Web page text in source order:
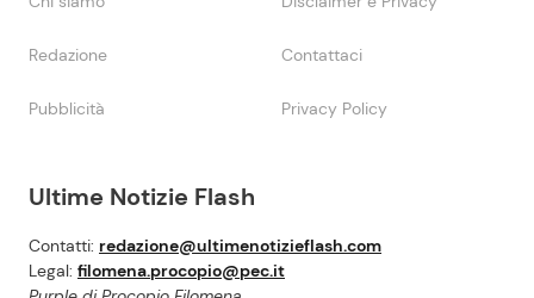
Ultime Notizie Flash
Contatti: redazione@ultimenotizieflash.com
Legal: filomena.procopio@pec.it
Redazione Contattaci
Pubblicità Privacy Policy